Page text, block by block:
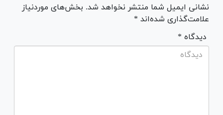
نشانی ایمیل شما منتشر نخواهد شد. بخش‌های موردنیاز
علامت‌گذاری شده‌اند *
* دیدگاه